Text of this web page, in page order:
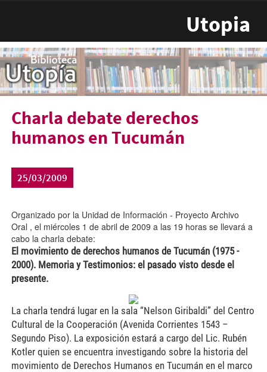
Utopia
Charla debate derechos
humanos en Tucumán
25/03/2009
Organizado por la Unidad de Información - Proyecto Archivo
Oral , el miércoles 1 de abril de 2009 a las 19 horas se llevará a
cabo la charla debate:
El movimiento de derechos humanos de Tucumán (1975 -
2000). Memoria y Testimonios: el pasado visto desde el
presente.
La charla tendrá lugar en la sala “Nelson Giribaldi” del Centro
Cultural de la Cooperación (Avenida Corrientes 1543 –
Segundo Piso). La exposición estará a cargo del Lic. Rubén
Kotler quien se encuentra investigando sobre la historia del
movimiento de Derechos Humanos en Tucumán en el marco